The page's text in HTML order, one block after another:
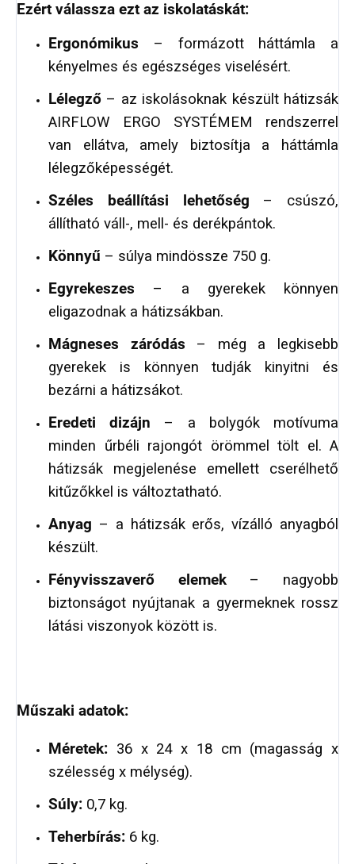
Ezért válassza ezt az iskolatáskát:
Ergonómikus – formázott háttámla a
kényelmes és egészséges viselésért.
Lélegző – az iskolásoknak készült hátizsák
AIRFLOW ERGO SYSTÉMEM rendszerrel
van ellátva, amely biztosítja a háttámla
lélegzőképességét.
Széles beállítási lehetőség – csúszó,
állítható váll-, mell- és derékpántok.
Könnyű – súlya mindössze 750 g.
Egyrekeszes – a gyerekek könnyen
eligazodnak a hátizsákban.
Mágneses záródás – még a legkisebb
gyerekek is könnyen tudják kinyitni és
bezárni a hátizsákot.
Eredeti dizájn – a bolygók motívuma
minden űrbéli rajongót örömmel tölt el. A
hátizsák megjelenése emellett cserélhető
kitűzőkkel is változtatható.
Anyag – a hátizsák erős, vízálló anyagból
készült.
Fényvisszaverő elemek– nagyobb
biztonságot nyújtanak a gyermeknek rossz
látási viszonyok között is.
Műszaki adatok:
Méretek: 36 x 24 x 18 cm (magasság x
szélesség x mélység).
Súly: 0,7 kg.
Teherbírás: 6 kg.